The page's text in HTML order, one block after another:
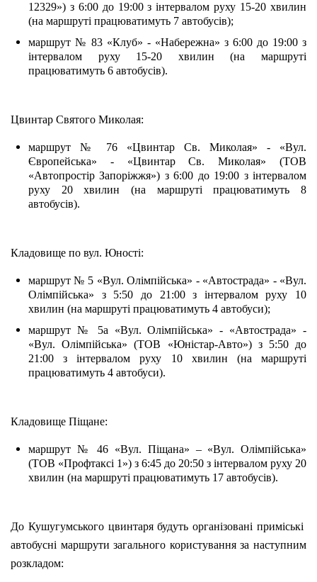
12329») з 6:00 до 19:00 з інтервалом руху 15-20 хвилин
(на маршруті працюватимуть 7 автобусів);
маршрут № 83 «Клуб» - «Набережна» з 6:00 до 19:00 з
інтервалом руху 15-20 хвилин (на маршруті
працюватимуть 6 автобусів).
Цвинтар Святого Миколая:
маршрут № 76 «Цвинтар Св. Миколая» - «Вул.
Європейська» - «Цвинтар Св. Миколая» (ТОВ
«Автопростір Запоріжжя») з 6:00 до 19:00 з інтервалом
руху 20 хвилин (на маршруті працюватимуть 8
автобусів).
Кладовище по вул. Юності:
маршрут № 5 «Вул. Олімпійська» - «Автострада» - «Вул.
Олімпійська» з 5:50 до 21:00 з інтервалом руху 10
хвилин (на маршруті працюватимуть 4 автобуси);
маршрут № 5а «Вул. Олімпійська» - «Автострада» -
«Вул. Олімпійська» (ТОВ «Юністар-Авто») з 5:50 до
21:00 з інтервалом руху 10 хвилин (на маршруті
працюватимуть 4 автобуси).
Кладовище Піщане:
маршрут № 46 «Вул. Піщана» – «Вул. Олімпійська»
(ТОВ «Профтаксі 1») з 6:45 до 20:50 з інтервалом руху 20
хвилин (на маршруті працюватимуть 17 автобусів).
До Кушугумського цвинтаря будуть організовані приміські
автобусні маршрути загального користування за наступним
розкладом: